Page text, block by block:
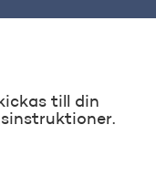
till din